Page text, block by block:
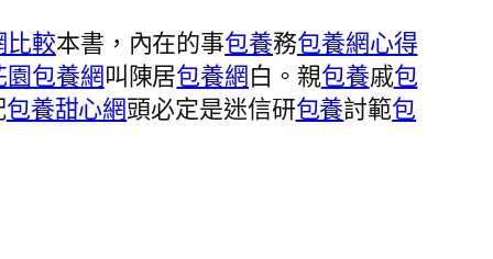
比較本書，內在的事包養務包養網心得
園包養網叫陳居包養網白。親包養戚包
包養甜心網頭必定是迷信研包養討範包